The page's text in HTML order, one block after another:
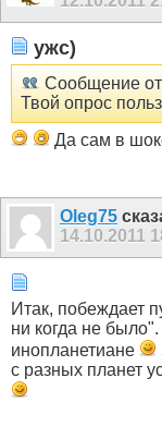
ужс)
Сообщение от
Твой опрос
Да сам в
Oleg75
14.10.2011
Итак, побеждает
ни когда не
инопланетиане
с разных планет